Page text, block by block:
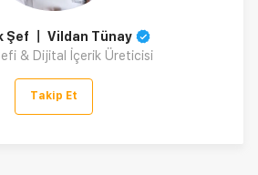
Şef 〡 Vildan Tünay
& Dijital İçerik Üreticisi
Takip Et